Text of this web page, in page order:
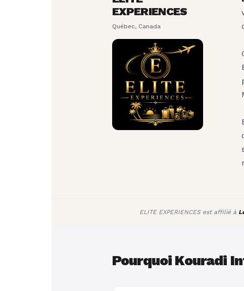
EXPERIENCES
Québec, Canada
ELITE EXPERIENCES est affilié à
Pourquoi Kouradi